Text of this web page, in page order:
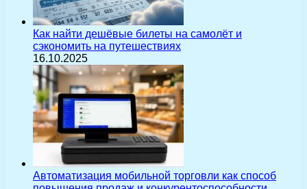
Как найти дешёвые билеты на самолёт и
сэкономить на путешествиях
16.10.2025
Автоматизация мобильной торговли как способ